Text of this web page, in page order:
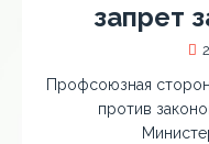
запрет
Профсоюзная
против